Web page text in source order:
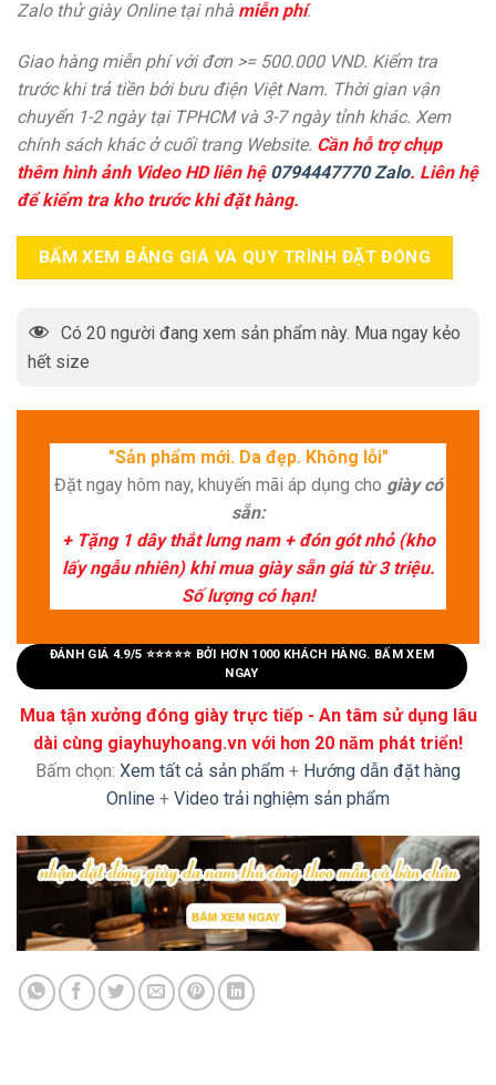
Zalo thử giày Online tại nhà miễn phí.
Giao hàng miễn phí với đơn >= 500.000 VND. Kiểm tra
trước khi trả tiền bởi bưu điện Việt Nam. Thời gian vận
chuyển 1-2 ngày tại TPHCM và 3-7 ngày tỉnh khác. Xem
chính sách khác ở cuối trang Website. Cần hỗ trợ chụp
thêm hình ảnh Video HD liên hệ 0794447770 Zalo. Liên hệ
để kiểm tra kho trước khi đặt hàng.
BẤM XEM BẢNG GIÁ VÀ QUY TRÌNH ĐẶT ĐÓNG
Có 20 người đang xem sản phẩm này. Mua ngay kẻo
hết size
"Sản phẩm mới. Da đẹp. Không lỗi"
Đặt ngay hôm nay, khuyến mãi áp dụng cho giày có
sẵn:
+ Tặng 1 dây thắt lưng nam + đón gót nhỏ (kho
lấy ngẫu nhiên) khi mua giày sẵn giá từ 3 triệu.
Số lượng có hạn!
ĐÁNH GIÁ 4.9/5 ⭐⭐⭐⭐⭐ BỞI HƠN 1000 KHÁCH HÀNG. BẤM XEM
NGAY
Mua tận xưởng đóng giày trực tiếp - An tâm sử dụng lâu
dài cùng giayhuyhoang.vn với hơn 20 năm phát triển!
Bấm chọn: Xem tất cả sản phẩm + Hướng dẫn đặt hàng
Online + Video trải nghiệm sản phẩm